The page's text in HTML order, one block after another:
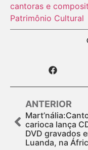
cantoras e
Patrimônio Cultural
ANTERIOR
carioca lança
DVD gravados
Luanda, na